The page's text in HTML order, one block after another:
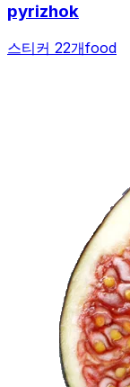
pyrizhok
스티커 22개food